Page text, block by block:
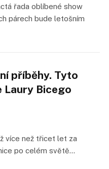
řada oblíbené show
párech bude letošním
příběhy. Tyto
Laury Bicego
více než třicet let za
po celém světě…